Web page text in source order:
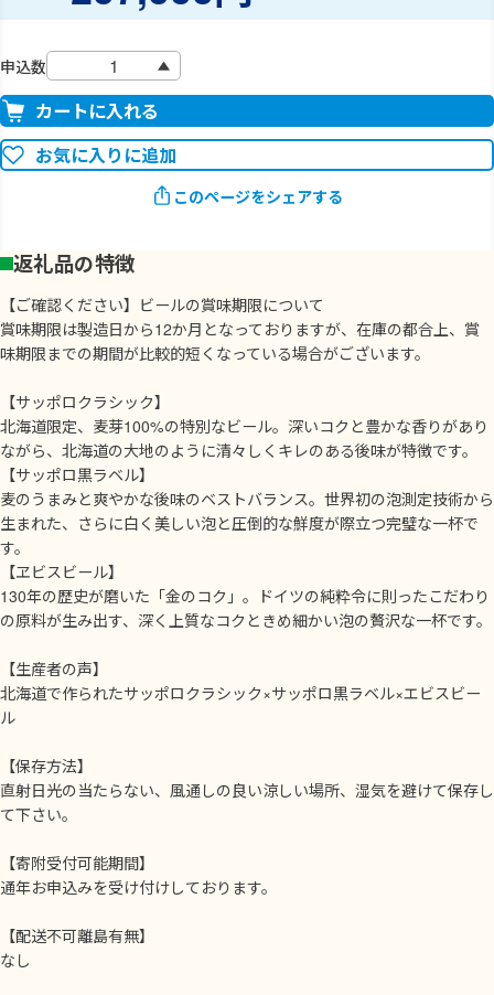
申込数
カートに入れる
お気に入りに追加
このページをシェアする
返礼品の特徴
【ご確認ください】ビールの賞味期限について
賞味期限は製造日から12か月となっておりますが、在庫の都合上、賞
味期限までの期間が比較的短くなっている場合がございます。
【サッポロクラシック】
北海道限定、麦芽100%の特別なビール。深いコクと豊かな香りがあり
ながら、北海道の大地のように清々しくキレのある後味が特徴です。
【サッポロ黒ラベル】
麦のうまみと爽やかな後味のベストバランス。世界初の泡測定技術から
生まれた、さらに白く美しい泡と圧倒的な鮮度が際立つ完璧な一杯で
す。
【ヱビスビール】
130年の歴史が磨いた「金のコク」。ドイツの純粋令に則ったこだわり
の原料が生み出す、深く上質なコクときめ細かい泡の贅沢な一杯です。
【生産者の声】
北海道で作られたサッポロクラシック×サッポロ黒ラベル×エビスビー
ル
【保存方法】
直射日光の当たらない、風通しの良い涼しい場所、湿気を避けて保存し
て下さい。
【寄附受付可能期間】
通年お申込みを受け付けしております。
【配送不可離島有無】
なし